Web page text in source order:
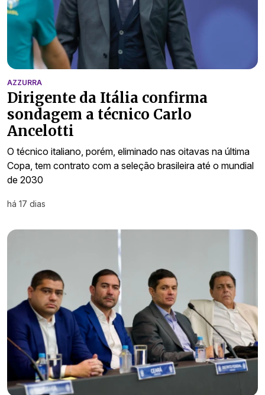
AZZURRA
Dirigente da Itália confirma
sondagem a técnico Carlo
Ancelotti
O técnico italiano, porém, eliminado nas oitavas na última
Copa, tem contrato com a seleção brasileira até o mundial
de 2030
há 17 dias